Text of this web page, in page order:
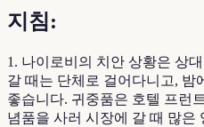
지침:
1. 나이로비의 치안 상황은 상
갈 때는 단체로 걸어다니고, 밤
좋습니다. 귀중품은 호텔 프런
념품을 사러 시장에 갈 때 많은